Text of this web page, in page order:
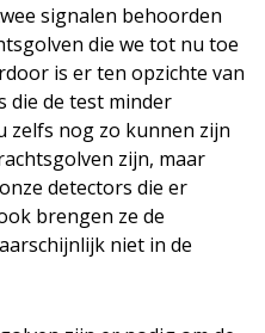
signalen behoorden
die we tot nu toe
is er ten opzichte van
die de test minder
zelfs nog zo kunnen zijn
zijn, maar
detectors die er
brengen ze de
niet in de